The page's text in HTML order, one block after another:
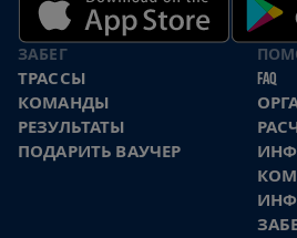
ЗАБЕГ
ТРАССЫ
КОМАНДЫ
РЕЗУЛЬТАТЫ
ПОДАРИТЬ ВАУЧЕР
FAQ